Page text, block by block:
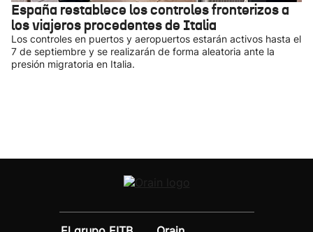
España restablece los controles fronterizos a
los viajeros procedentes de Italia
Los controles en puertos y aeropuertos estarán activos hasta el
7 de septiembre y se realizarán de forma aleatoria ante la
presión migratoria en Italia.